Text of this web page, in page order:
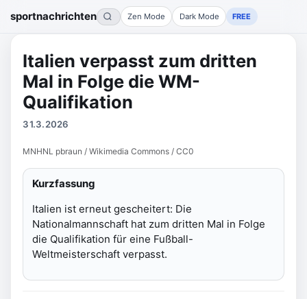
sportnachrichten Zen Mode Dark Mode FREE
Italien verpasst zum dritten
Mal in Folge die WM-
Qualifikation
31.3.2026
MNHNL pbraun / Wikimedia Commons / CC0
Kurzfassung
Italien ist erneut gescheitert: Die
Nationalmannschaft hat zum dritten Mal in Folge
die Qualifikation für eine Fußball-
Weltmeisterschaft verpasst.